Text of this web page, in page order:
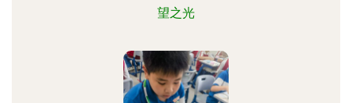
望之光